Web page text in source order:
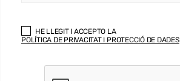
HE LLEGIT I ACCEPTO LA
POLÍTICA DE PRIVACITAT I PROTECCIÓ DE DADES